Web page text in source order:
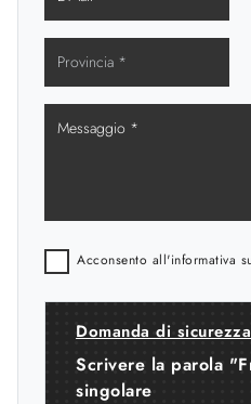
Acconsento all'informativa
Domanda di sicurezza
Scrivere la parola
singolare